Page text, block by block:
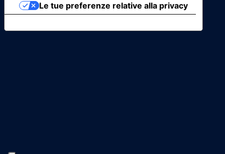
Le tue preferenze relative alla privacy